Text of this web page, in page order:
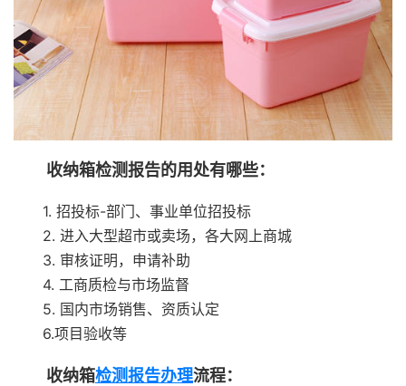
收纳箱检测报告的用处有哪些：
1. 招投标-部门、事业单位招投标
2. 进入大型超市或卖场，各大网上商城
3. 审核证明，申请补助
4. 工商质检与市场监督
5. 国内市场销售、资质认定
6.项目验收等
收纳箱检测报告办理流程：